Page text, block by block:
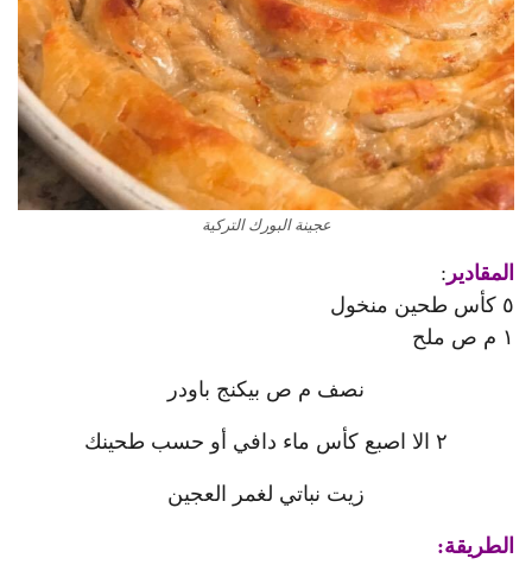
عجينة البورك التركية
المقادير :
٥ كأس طحين منخول
١ م ص ملح
نصف م ص بيكنج باودر
٢ الا اصبع كأس ماء دافي أو حسب طحينك
زيت نباتي لغمر العجين
الطريقة: